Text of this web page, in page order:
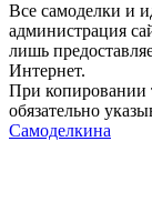
Все самоделки и
администрация
лишь
Интернет.
При копировании
обязательно
Самоделкина